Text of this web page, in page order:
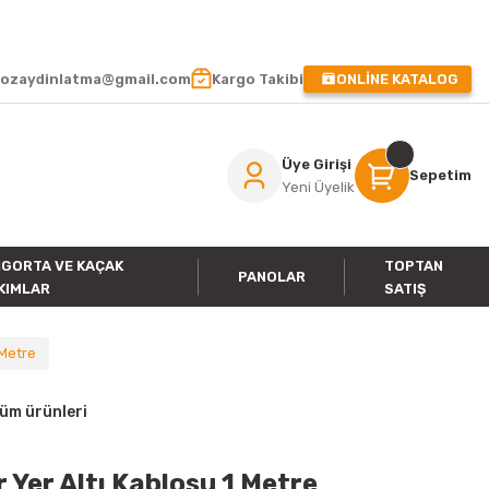
Kargo Takibi ONLİNE KATALOG
Üye Girişi
Yeni Üyelik
Sepetim
VE KAÇAK
PANOLAR
TOPTAN
SATIŞ
ürünleri